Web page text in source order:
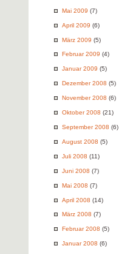
Mai 2009 (7)
April 2009 (6)
März 2009 (5)
Februar 2009 (4)
Januar 2009 (5)
Dezember 2008 (5)
November 2008 (6)
Oktober 2008 (21)
September 2008 (6)
August 2008 (5)
Juli 2008 (11)
Juni 2008 (7)
Mai 2008 (7)
April 2008 (14)
März 2008 (7)
Februar 2008 (5)
Januar 2008 (6)